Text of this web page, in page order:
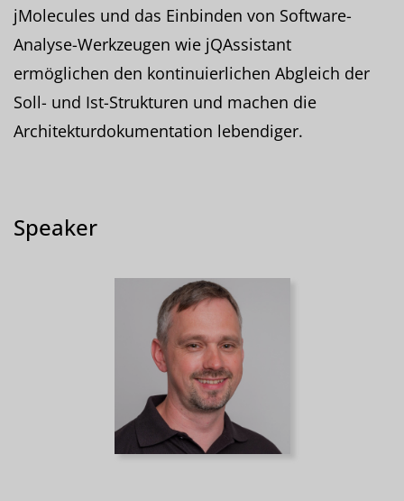
jMolecules und das Einbinden von Software-
Analyse-Werkzeugen wie jQAssistant
ermöglichen den kontinuierlichen Abgleich der
Soll- und Ist-Strukturen und machen die
Architekturdokumentation lebendiger.
Speaker